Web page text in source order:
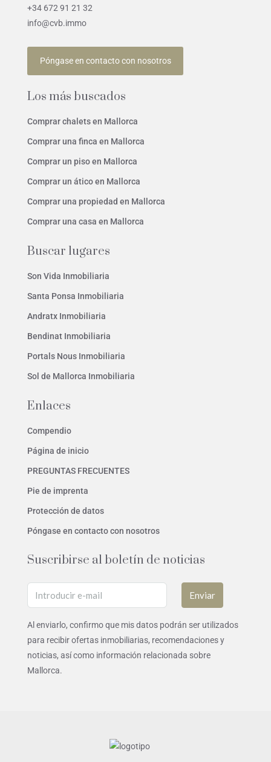
+34 672 91 21 32
info@cvb.immo
Póngase en contacto con nosotros
Los más buscados
Comprar chalets en Mallorca
Comprar una finca en Mallorca
Comprar un piso en Mallorca
Comprar un ático en Mallorca
Comprar una propiedad en Mallorca
Comprar una casa en Mallorca
Buscar lugares
Son Vida Inmobiliaria
Santa Ponsa Inmobiliaria
Andratx Inmobiliaria
Bendinat Inmobiliaria
Portals Nous Inmobiliaria
Sol de Mallorca Inmobiliaria
Enlaces
Compendio
Página de inicio
PREGUNTAS FRECUENTES
Pie de imprenta
Protección de datos
Póngase en contacto con nosotros
Suscribirse al boletín de noticias
Enviar
Al enviarlo, confirmo que mis datos podrán ser utilizados
para recibir ofertas inmobiliarias, recomendaciones y
noticias, así como información relacionada sobre
Mallorca.